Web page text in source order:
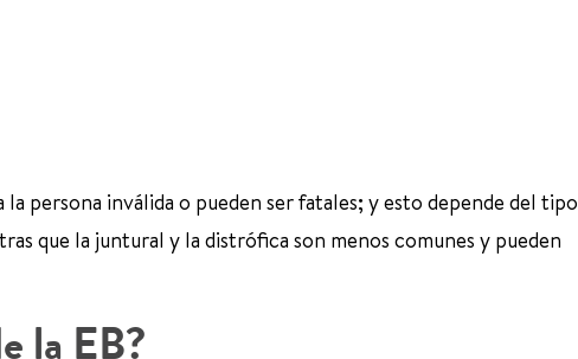
persona inválida o pueden ser fatales; y esto depende del tipo
que la juntural y la distrófica son menos comunes y pueden
la EB?